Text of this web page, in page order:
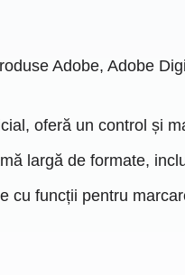
Adobe, Adobe
oferă un control și
largă de formate,
cu funcții pentru